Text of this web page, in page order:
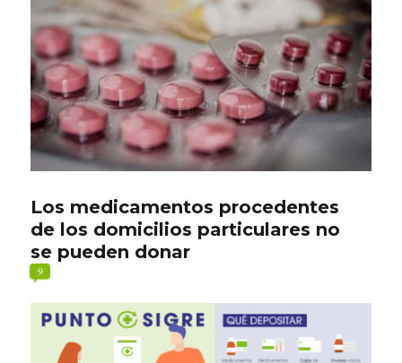
Los medicamentos procedentes
de los domicilios particulares no
se pueden donar
9